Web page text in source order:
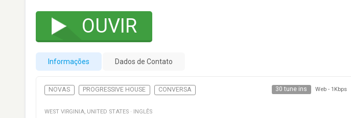
OUVIR
Informações Dados de Contato
NOVAS PROGRESSIVE HOUSE CONVERSA 30 tune ins Web - 1Kbps
WEST VIRGINIA, UNITED STATES · INGLÊS